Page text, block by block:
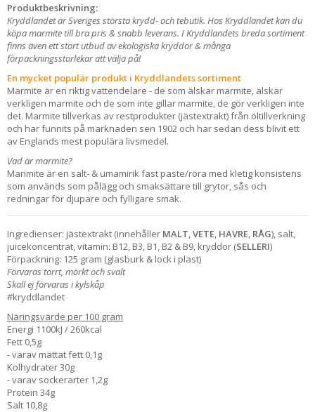
Produktbeskrivning:
Kryddlandet är Sveriges största krydd- och tebutik. Hos Kryddlandet kan du
köpa marmite till bra pris & snabb leverans. I Kryddlandets breda sortiment
finns även ett stort utbud av ekologiska kryddor & många
förpackningsstorlekar att välja på!
En mycket populär produkt i Kryddlandets sortiment
Marmite är en riktig vattendelare - de som älskar marmite, älskar
verkligen marmite och de som inte gillar marmite, de gör verkligen inte
det. Marmite tillverkas av restprodukter (jästextrakt) från öltillverkning
och har funnits på marknaden sen 1902 och har sedan dess blivit ett
av Englands mest populära livsmedel.
Vad är marmite?
Marimite är en salt- & umamirik fast paste/röra med kletig konsistens
som används som pålägg och smaksättare till grytor, sås och
redningar för djupare och fylligare smak.
Ingredienser: jästextrakt (innehåller MALT,VETE, HAVRE, RÅG), salt,
juicekoncentrat, vitamin: B12, B3, B1, B2 & B9, kryddor (SELLERI)
Förpackning: 125 gram (glasburk & lock i plast)
Förvaras torrt, mörkt och svalt
Skall ej förvaras i kylskåp
#kryddlandet
Näringsvärde per 100 gram
Energi 1100kJ / 260kcal
Fett 0,5g
- varav mättat fett 0,1g
Kolhydrater 30g
- varav sockerarter 1,2g
Protein 34g
Salt 10,8g